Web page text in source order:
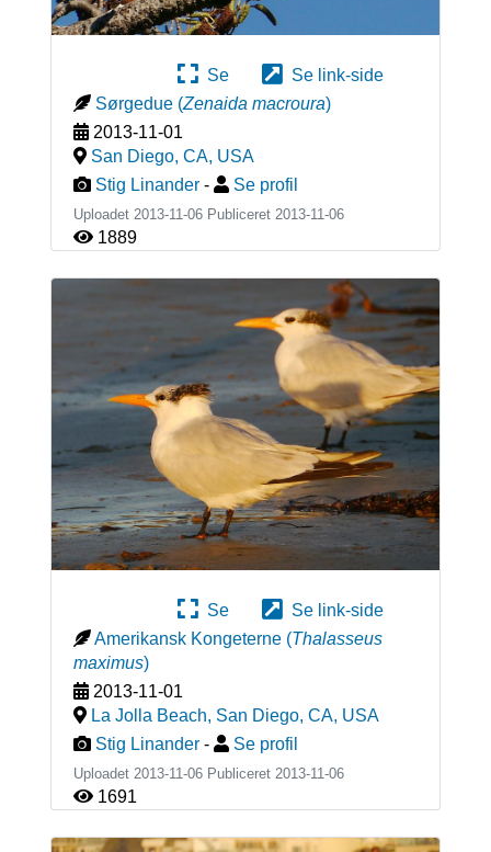
Se
Se link-side
Sørgedue (Zenaida macroura)
2013-11-01
San Diego, CA, USA
Stig Linander - Se profil
Uploadet 2013-11-06 Publiceret 2013-11-06
1889
Se
Se link-side
Amerikansk Kongeterne (Thalasseus
maximus)
2013-11-01
La Jolla Beach, San Diego, CA, USA
Stig Linander - Se profil
Uploadet 2013-11-06 Publiceret 2013-11-06
1691